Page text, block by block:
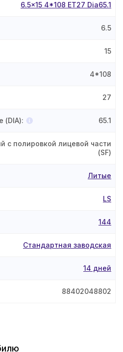
6.5x15 4*108 ET27 Dia65.1
6.5
15
4*108
27
(DIA): 65.1
с полировкой лицевой части
(SF)
Литые
LS
144
Стандартная заводская
14 дней
88402048802